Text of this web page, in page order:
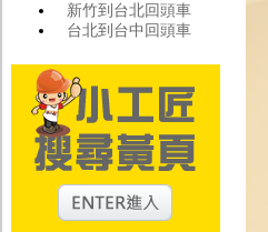
新竹到台北回頭車
台北到台中回頭車